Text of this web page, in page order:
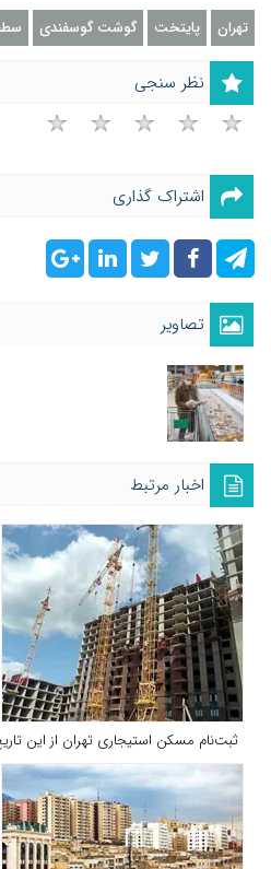
تهران پایتخت گوشت گوسفندی
نظر سنجی
اشتراک گذاری
تصاویر
اخبار مرتبط
ثبت‌نام مسکن استیجاری تهران از این